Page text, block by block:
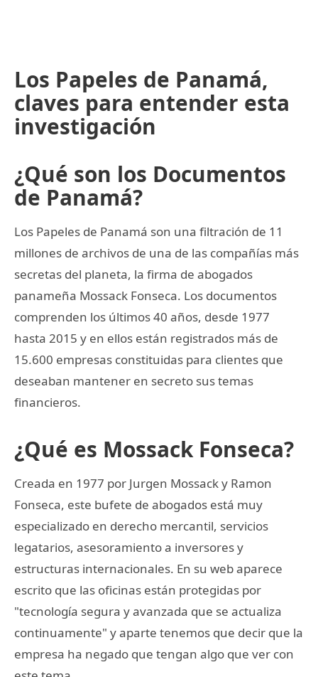
Los Papeles de Panamá,
claves para entender esta
investigación
¿Qué son los Documentos
de Panamá?
Los Papeles de Panamá son una filtración de 11
millones de archivos de una de las compañías más
secretas del planeta, la firma de abogados
panameña Mossack Fonseca. Los documentos
comprenden los últimos 40 años, desde 1977
hasta 2015 y en ellos están registrados más de
15.600 empresas constituidas para clientes que
deseaban mantener en secreto sus temas
financieros.
¿Qué es Mossack Fonseca?
Creada en 1977 por Jurgen Mossack y Ramon
Fonseca, este bufete de abogados está muy
especializado en derecho mercantil, servicios
legatarios, asesoramiento a inversores y
estructuras internacionales. En su web aparece
escrito que las oficinas están protegidas por
"tecnología segura y avanzada que se actualiza
continuamente" y aparte tenemos que decir que la
empresa ha negado que tengan algo que ver con